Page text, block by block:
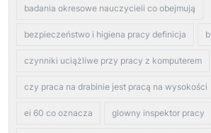
badania okresowe nauczycieli co obejmują
bezpieczeństwo i higiena pracy definicja
czynniki uciążliwe przy pracy z komputerem
czy praca na drabinie jest pracą na wysokości
ei 60 co oznacza glowny inspektor pracy